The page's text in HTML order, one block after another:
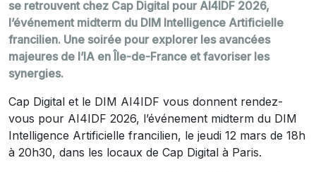
se retrouvent chez Cap Digital pour AI4IDF 2026,
l’événement midterm du DIM Intelligence Artificielle
francilien. Une soirée pour explorer les avancées
majeures de l’IA en Île-de-France et favoriser les
synergies.
Cap Digital et le DIM AI4IDF vous donnent rendez-
vous pour AI4IDF 2026, l’événement midterm du DIM
Intelligence Artificielle francilien, le jeudi 12 mars de 18h
à 20h30, dans les locaux de Cap Digital à Paris.